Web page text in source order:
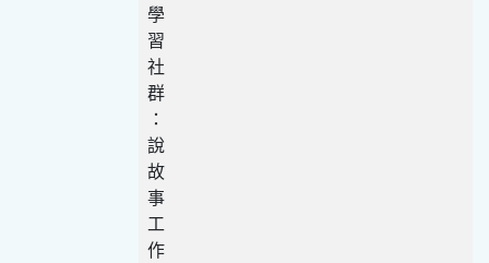
學
習
社
群
：
說
故
事
工
作